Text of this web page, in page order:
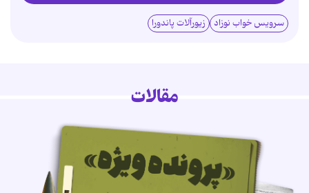
سرویس خواب نوزاد زیورآلات پاندورا
مقالات